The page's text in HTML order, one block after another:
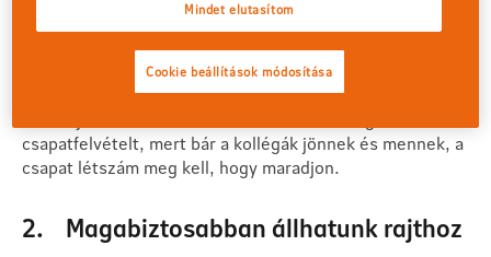
közérzetét, és hogy milyen érzelmeket él meg.
Könnyebben tudunk kapcsolódni másokhoz
szocializálódunk, így nemcsak testünket, de lelkünket is
csapatfelvételt, mert bár a kollégák jönnek és mennek, a
csapat létszám meg kell, hogy maradjon.
2. Magabiztosabban állhatunk rajthoz
Mindet elutasítom
Cookie beállítások módosítása